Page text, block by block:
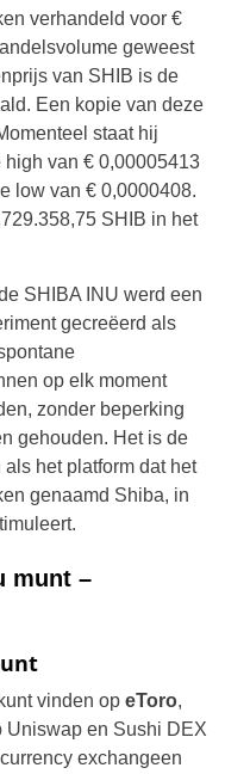
verhandeld voor €
geweest
van SHIB is de
Een kopie van deze
staat hij
van € 0,00005413
low van € 0,0000408.
SHIB in het
SHIBA INU werd een
gecreëerd als
op elk moment
zonder beperking
gehouden. Het is de
het platform dat het
genaamd Shiba, in
munt –
vinden op eToro,
Uniswap en Sushi DEX
exchangeen